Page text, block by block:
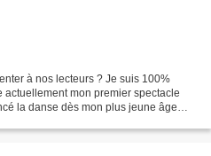
à nos lecteurs ? Je suis 100%
actuellement mon premier spectacle
la danse dès mon plus jeune âge